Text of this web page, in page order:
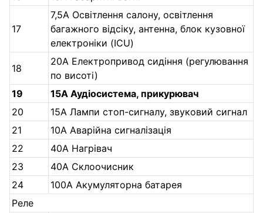
17
7,5A Освітлення салону, освітлення
багажного відсіку, антенна, блок кузовної
електроніки (ICU)
18
20A Електропривод сидіння (регулювання
по висоті)
19
15A Аудіосистема, прикурювач
20
15A Лампи стоп-сигналу, звуковий сигнал
21
10A Аварійна сигналізація
22
40A Нагрівач
23
40A Склоочисник
24
100A Акумуляторна батарея
Реле